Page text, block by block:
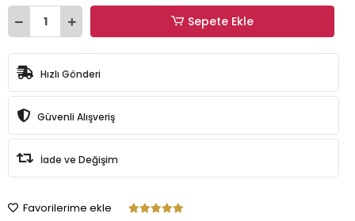
Sepete Ekle
Hızlı Gönderi
Güvenli Alışveriş
İade ve Değişim
Favorilerime ekle